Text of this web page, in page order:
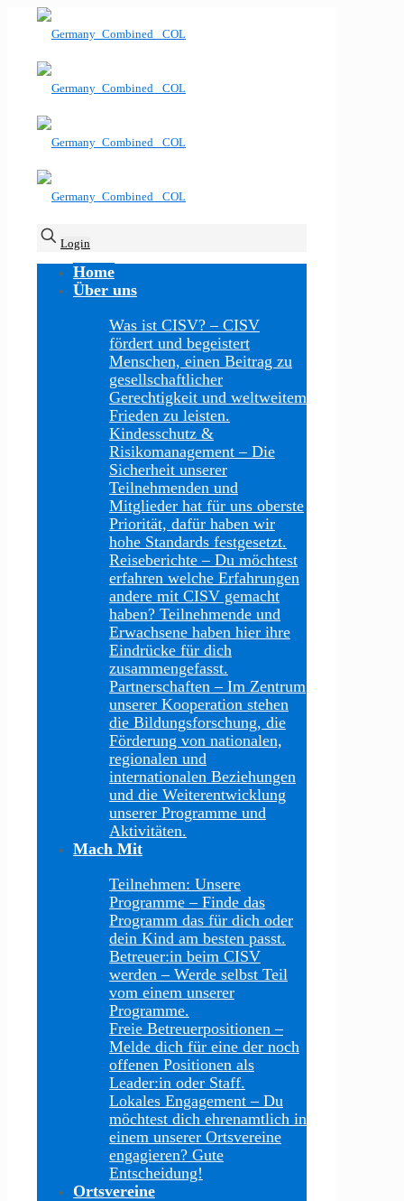
Login
Home
Über uns
Was ist CISV? – CISV
fördert und begeistert
Menschen, einen Beitrag zu
gesellschaftlicher
Gerechtigkeit und weltweitem
Frieden zu leisten.
Kindesschutz &
Risikomanagement – Die
Sicherheit unserer
Teilnehmenden und
Mitglieder hat für uns oberste
Priorität, dafür haben wir
hohe Standards festgesetzt.
Reiseberichte – Du möchtest
erfahren welche Erfahrungen
andere mit CISV gemacht
haben? Teilnehmende und
Erwachsene haben hier ihre
Eindrücke für dich
zusammengefasst.
Partnerschaften – Im Zentrum
unserer Kooperation stehen
die Bildungsforschung, die
Förderung von nationalen,
regionalen und
internationalen Beziehungen
und die Weiterentwicklung
unserer Programme und
Aktivitäten.
Mach Mit
Teilnehmen: Unsere
Programme – Finde das
Programm das für dich oder
dein Kind am besten passt.
Betreuer:in beim CISV
werden – Werde selbst Teil
vom einem unserer
Programme.
Freie Betreuerpositionen –
Melde dich für eine der noch
offenen Positionen als
Leader:in oder Staff.
Lokales Engagement – Du
möchtest dich ehrenamtlich in
einem unserer Ortsvereine
engagieren? Gute
Entscheidung!
Ortsvereine